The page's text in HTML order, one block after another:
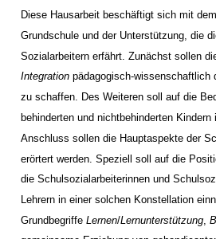
Diese Hausarbeit beschäftigt sich mit
Grundschule und der Unterstützung, die
Sozialarbeitern erfährt. Zunächst sollen
Integration pädagogisch-wissenschaftlich
zu schaffen. Des Weiteren soll auf die
behinderten und nichtbehinderten
Anschluss sollen die Hauptaspekte der
erörtert werden. Speziell soll auf die
die Schulsozialarbeiterinnen und
Lehrern in einer solchen Konstellation
GrundbegriffeLernen/Lernunterstützung,